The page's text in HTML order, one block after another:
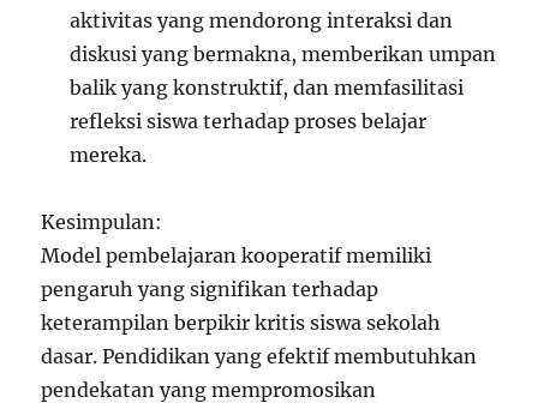
aktivitas yang mendorong interaksi dan
diskusi yang bermakna, memberikan umpan
balik yang konstruktif, dan memfasilitasi
refleksi siswa terhadap proses belajar
mereka.
Kesimpulan:
Model pembelajaran kooperatif memiliki
pengaruh yang signifikan terhadap
keterampilan berpikir kritis siswa sekolah
dasar. Pendidikan yang efektif membutuhkan
pendekatan yang mempromosikan